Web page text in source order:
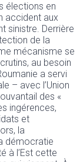
élections en
accident aux
sinistre. Derrière
de la
mécanisme se
au besoin
a servi
– avec l’Union
des «
ingérences,
et
la
démocratie
à l’Est cette